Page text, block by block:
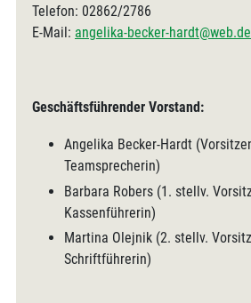
Telefon: 02862/2786
E-Mail: angelika-becker-hardt@web.de
Geschäftsführender Vorstand:
Angelika Becker-Hardt
Teamsprecherin)
Barbara Robers (1. stellv.
Kassenführerin)
Martina Olejnik (2. stellv.
Schriftführerin)